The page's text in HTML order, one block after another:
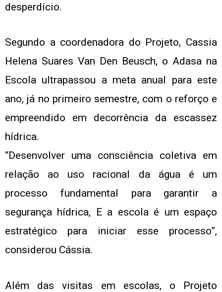
desperdício.
Segundo a coordenadora do Projeto, Cassia
Helena Suares Van Den Beusch, o Adasa na
Escola ultrapassou a meta anual para este
ano, já no primeiro semestre, com o reforço e
empreendido em decorrência da escassez
hídrica.
“Desenvolver uma consciência coletiva em
relação ao uso racional da água é um
processo fundamental para garantir a
segurança hídrica, E a escola é um espaço
estratégico para iniciar esse processo”,
considerou Cássia.
Além das visitas em escolas, o Projeto